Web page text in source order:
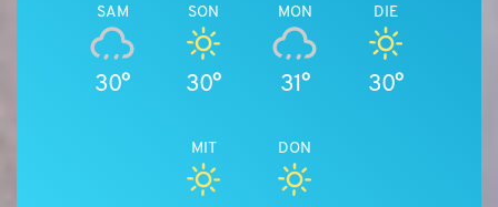
SAM
30°
SON
30°
MON
31°
DIE
30°
MIT DON